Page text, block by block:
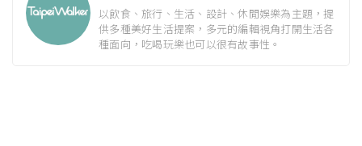
以飲食、旅行、生活、設計、休閒娛樂為主題，提
供多種美好生活提案，多元的編輯視角打開生活各
種面向，吃喝玩樂也可以很有故事性。